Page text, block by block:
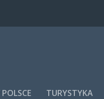
TURYSTYKA